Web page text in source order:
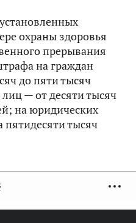
охраны здоровья
прерывания
на граждан
до пяти тысяч
лиц — от десяти тысяч
на юридических
пятидесяти тысяч